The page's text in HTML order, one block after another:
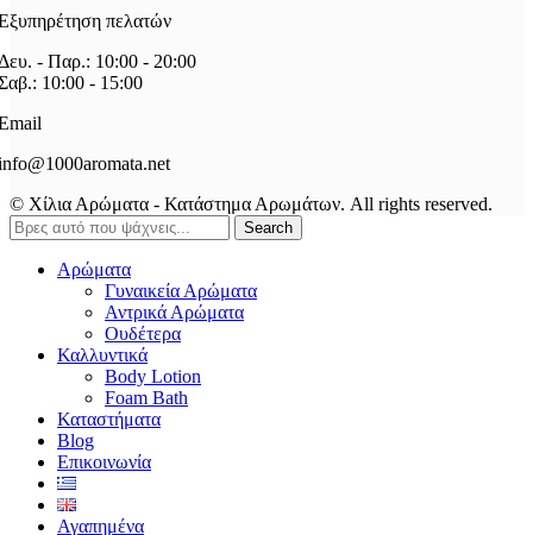
πελατών
- Παρ.: 10:00 - 20:00
10:00 - 15:00
© Χίλια Αρώματα - Κατάστημα Αρωμάτων. All rights reserved.
Search
Αρώματα
Γυναικεία Αρώματα
Αντρικά Αρώματα
Ουδέτερα
Καλλυντικά
Body Lotion
Foam Bath
Καταστήματα
Blog
Επικοινωνία
Αγαπημένα